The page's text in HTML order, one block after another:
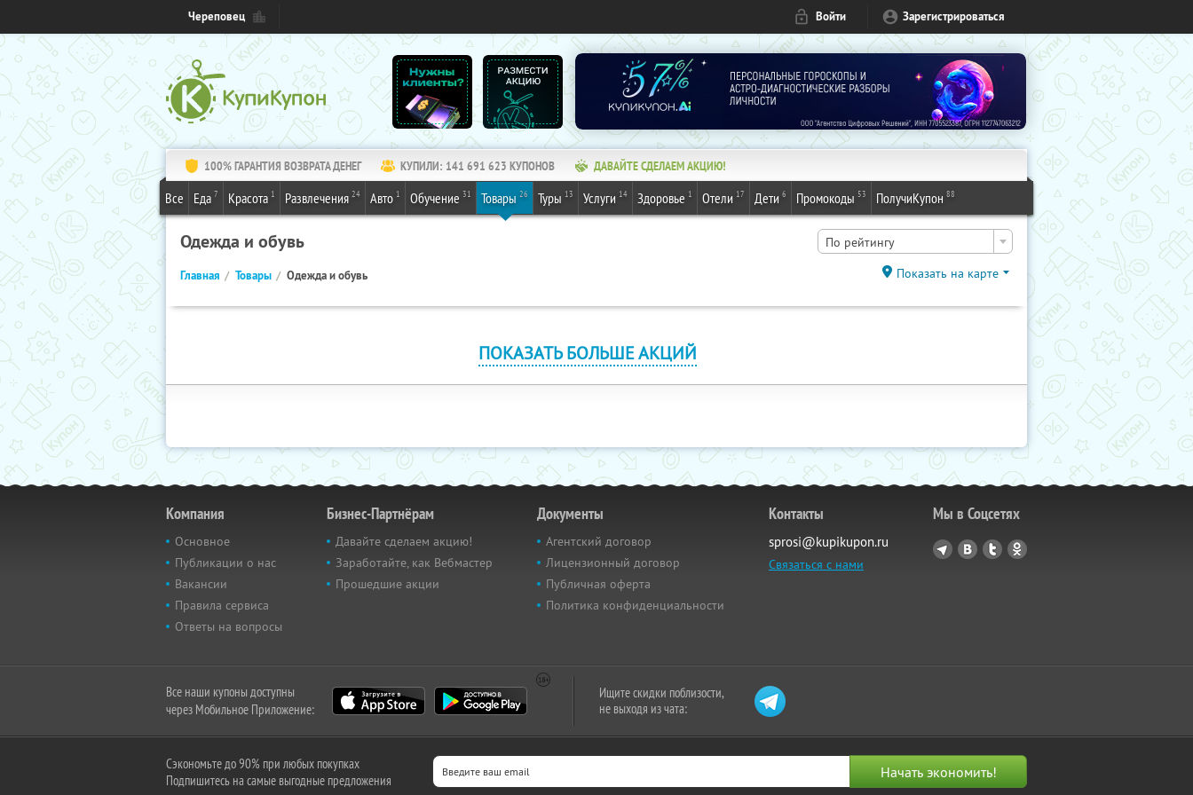
Череповец Войти Зарегистрироваться
100% ГАРАНТИЯ ВОЗВРАТА ДЕНЕГ КУПИЛИ: 141 691 623 КУПОНОВ ДАВАЙТЕ СДЕЛАЕМ АКЦИЮ!
Все Еда 7 Красота 1 Развлечения 24 Авто 1 Обучение 31 Товары 26 Туры 13 Услуги 14 Здоровье 1 Отели 17 Дети 6 Промокоды 53 ПолучиКупон 88
Одежда и обувь По рейтингу
Главная Товары Одежда и обувь Показать на карте
ПОКАЗАТЬ БОЛЬШЕ АКЦИЙ
Компания
Основное
Публикации о нас
Вакансии
Правила сервиса
Ответы на вопросы
Бизнес-Партнёрам
Давайте сделаем акцию!
Заработайте, как Вебмастер
Прошедшие акции
Документы
Агентский договор
Лицензионный договор
Публичная оферта
Политика конфиденциальности
Контакты
sprosi@kupikupon.ru
Связаться с нами
Мы в Соцсетях
Все наши купоны доступны
через Мобильное Приложение:
Ищите скидки поблизости,
не выходя из чата:
Сэкономьте до 90% при любых покупках
Подпишитесь на самые выгодные предложения